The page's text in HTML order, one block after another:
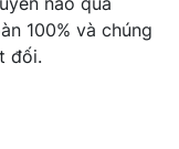
100% và chúng
đối.